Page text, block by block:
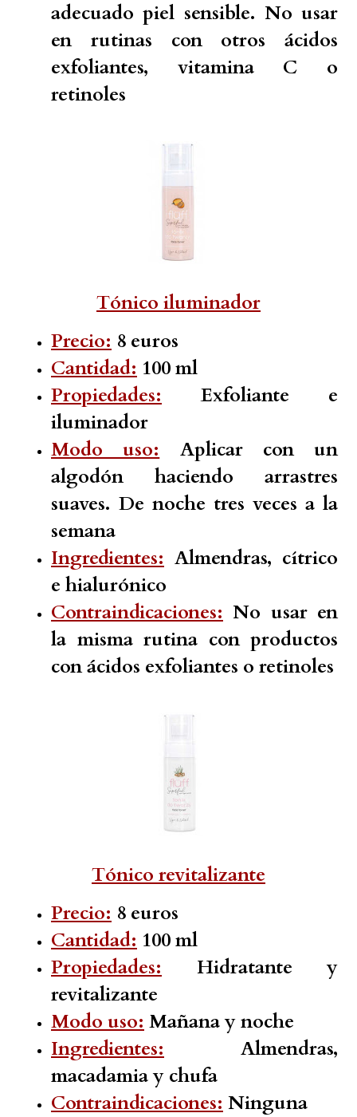
adecuado piel sensible. No usar
en rutinas con otros ácidos
exfoliantes, vitamina C o
retinoles
Tónico iluminador
Precio: 8 euros
Cantidad: 100 ml
Propiedades: Exfoliante e
iluminador
Modo uso: Aplicar con un
algodón haciendo arrastres
suaves. De noche tres veces a la
semana
Ingredientes: Almendras, cítrico
e hialurónico
Contraindicaciones: No usar en
la misma rutina con productos
con ácidos exfoliantes o retinoles
Tónico revitalizante
Precio: 8 euros
Cantidad: 100 ml
Propiedades: Hidratante y
revitalizante
Modo uso: Mañana y noche
Ingredientes: Almendras,
macadamia y chufa
Contraindicaciones: Ninguna